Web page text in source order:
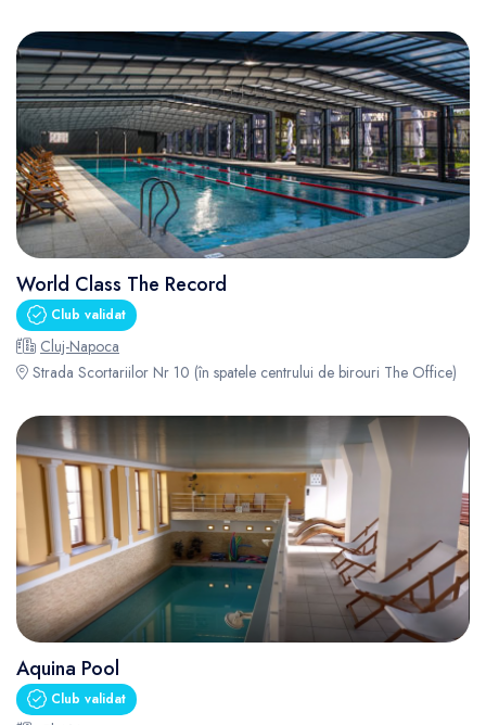
World Class The Record
Club validat
Cluj-Napoca
Strada Scortariilor Nr 10 (în spatele centrului de birouri The Office)
Aquina Pool
Club validat